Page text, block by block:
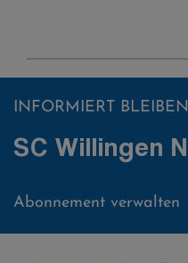
INFORMIERT BLEIBEN
SC Willingen
Abonnement verwalten